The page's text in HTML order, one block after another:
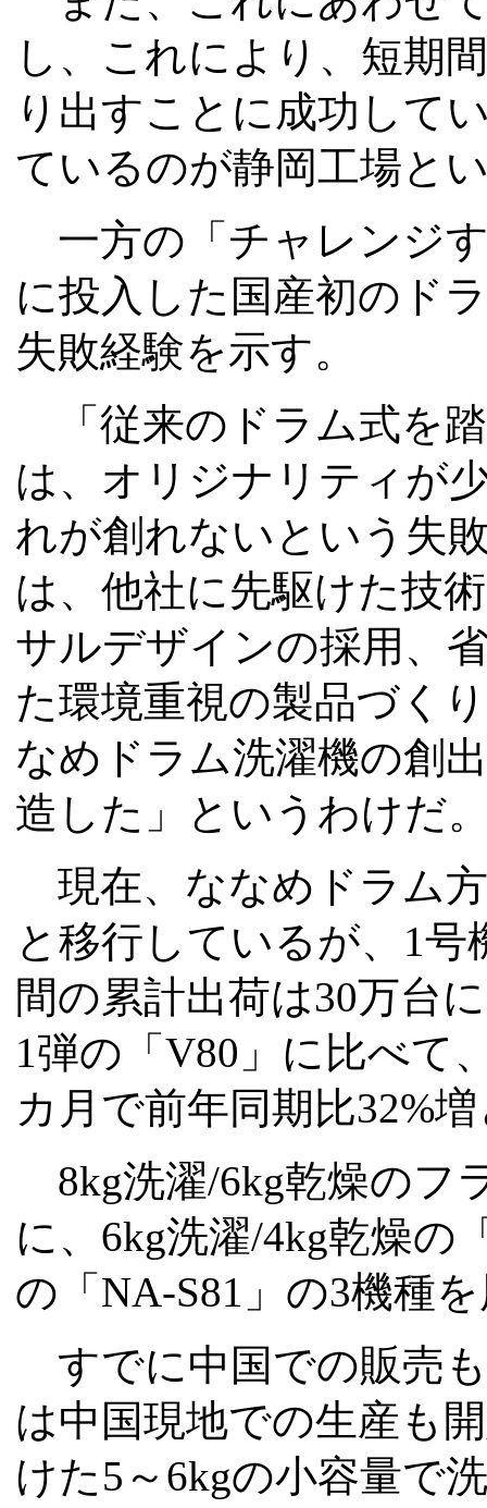
し、これにより、短期
り出すことに成功して
ているのが静岡工場と
一方の「チャレンジ
に投入した国産初のド
失敗経験を示す。
「従来のドラム式を
は、オリジナリティが
れが創れないという失
は、他社に先駆けた技
サルデザインの採用、
た環境重視の製品づく
なめドラム洗濯機の創
造した」というわけだ
現在、ななめドラム
と移行しているが、1号
間の累計出荷は30万台
1弾の「V80」に比べて
カ月で前年同期比32%
8kg洗濯/6kg乾燥のフ
に、6kg洗濯/4kg乾燥の
の「NA-S81」の3機種
すでに中国での販売
は中国現地での生産も
けた5～6kgの小容量で